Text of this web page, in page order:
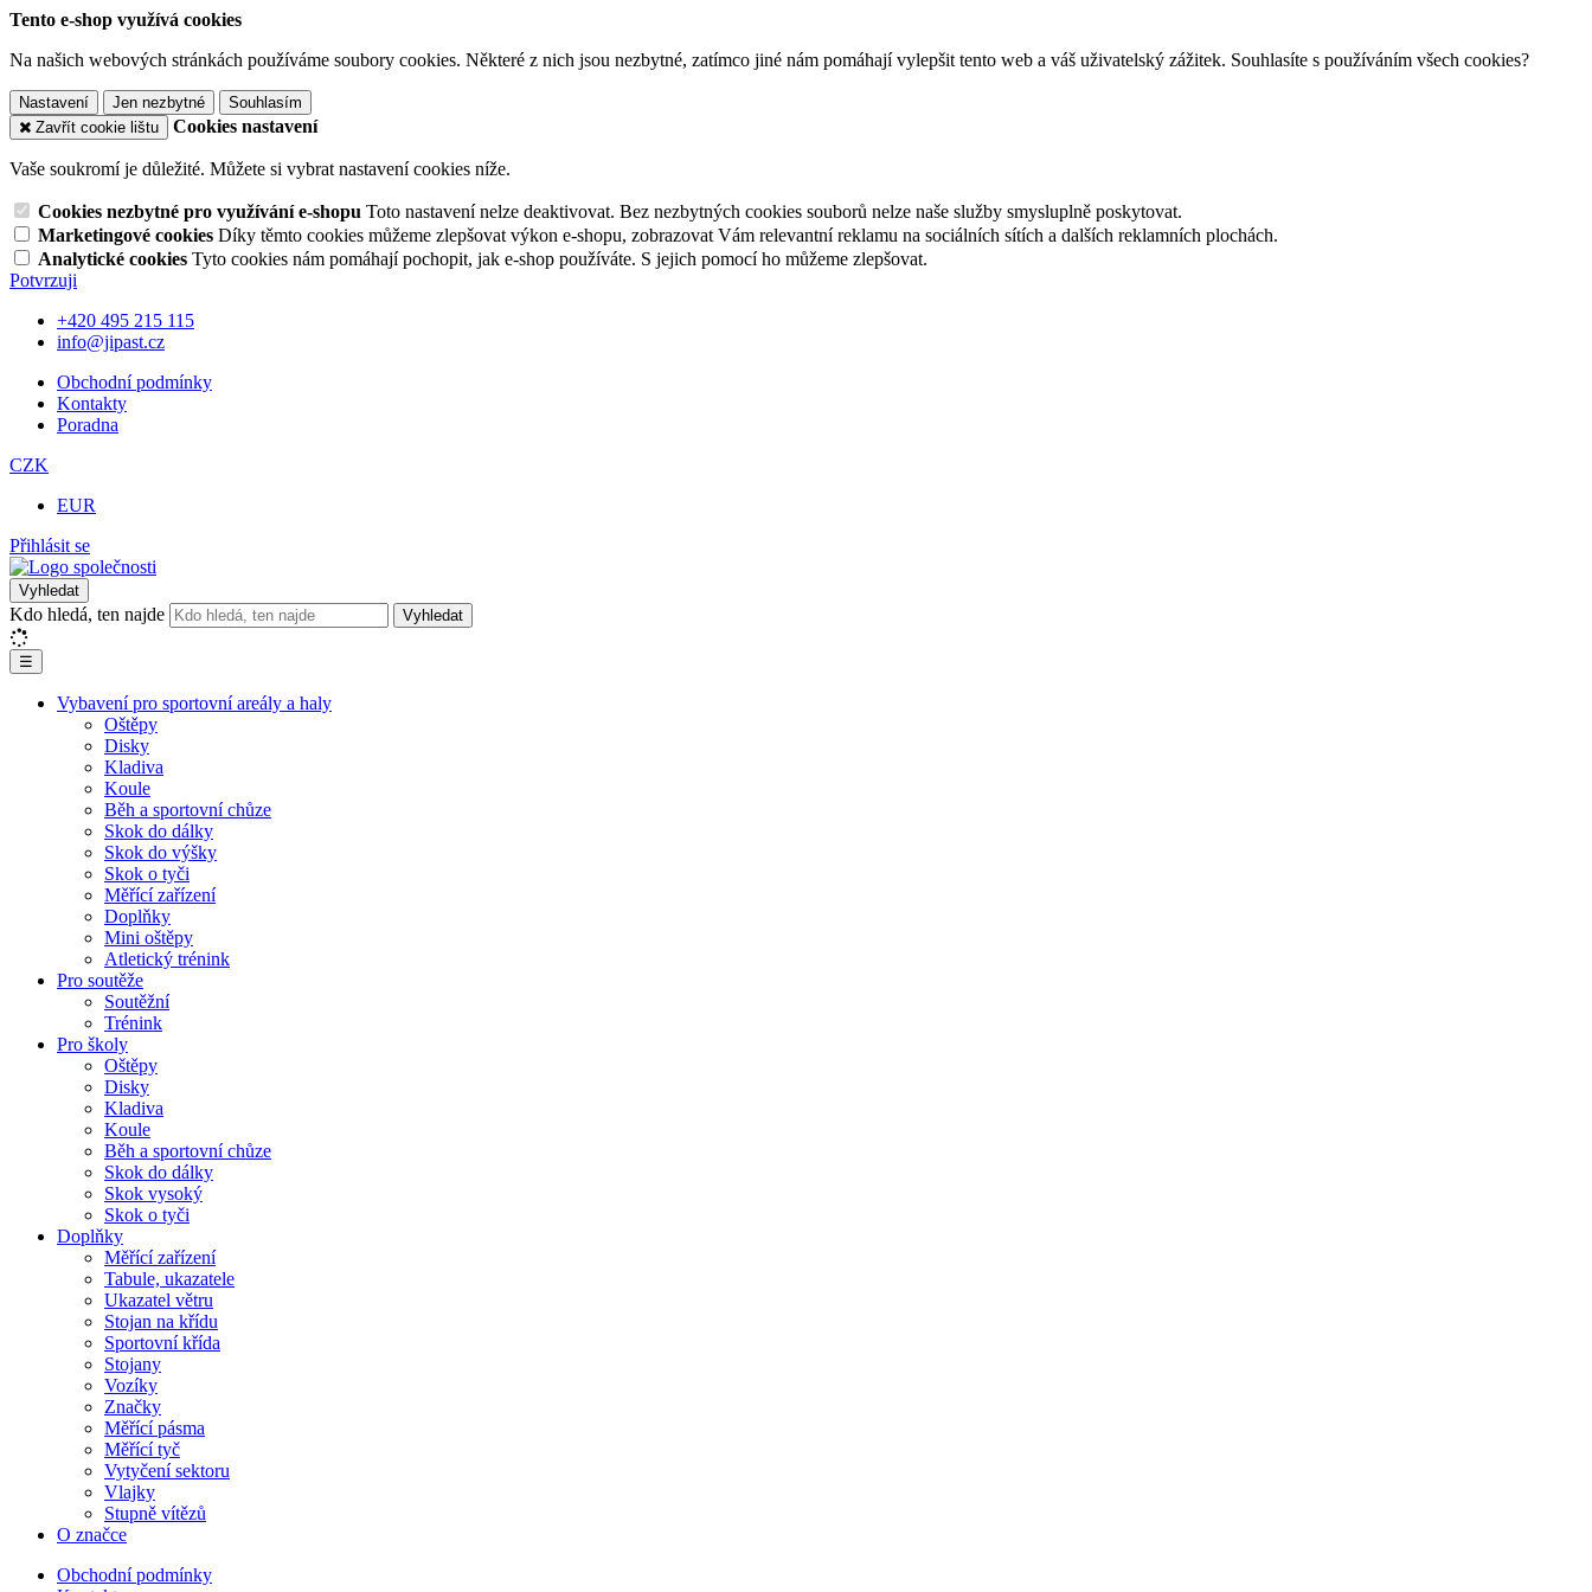
Tento e-shop využívá cookies
Na našich webových stránkách používáme soubory cookies. Některé z nich jsou nezbytné, zatímco jiné nám pomáhají vylepšit tento web a váš uživatelský zážitek. Souhlasíte s používáním všech cookies?
Nastavení Jen nezbytné
Souhlasím
Zavřít cookie lištu
Cookies nastavení
Vaše soukromí je důležité. Můžete si vybrat nastavení cookies níže.
Cookies nezbytné pro využívání e-shopu Toto nastavení nelze deaktivovat. Bez nezbytných cookies souborů nelze naše služby smysluplně poskytovat.
Marketingové cookies Díky těmto cookies můžeme zlepšovat výkon e-shopu, zobrazovat Vám relevantní reklamu na sociálních sítích a dalších reklamních plochách.
Analytické cookies Tyto cookies nám pomáhají pochopit, jak e-shop používáte. S jejich pomocí ho můžeme zlepšovat.
Potvrzuji
+420 495 215 115
info@jipast.cz
Obchodní podmínky
Kontakty
Poradna
CZK
EUR
Přihlásit se
Vyhledat
Kdo hledá, ten najde Vyhledat
☰
Vybavení pro sportovní areály a haly
Oštěpy
Disky
Kladiva
Koule
Běh a sportovní chůze
Skok do dálky
Skok do výšky
Skok o tyči
Měřící zařízení
Doplňky
Mini oštěpy
Atletický trénink
Pro soutěže
Soutěžní
Trénink
Pro školy
Oštěpy
Disky
Kladiva
Koule
Běh a sportovní chůze
Skok do dálky
Skok vysoký
Skok o tyči
Doplňky
Měřící zařízení
Tabule, ukazatele
Ukazatel větru
Stojan na křídu
Sportovní křída
Stojany
Vozíky
Značky
Měřící pásma
Měřící tyč
Vytyčení sektoru
Vlajky
Stupně vítězů
O značce
Obchodní podmínky